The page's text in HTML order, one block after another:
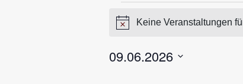
für
Hinweis
Keine Veranstaltungen
09.06.2026